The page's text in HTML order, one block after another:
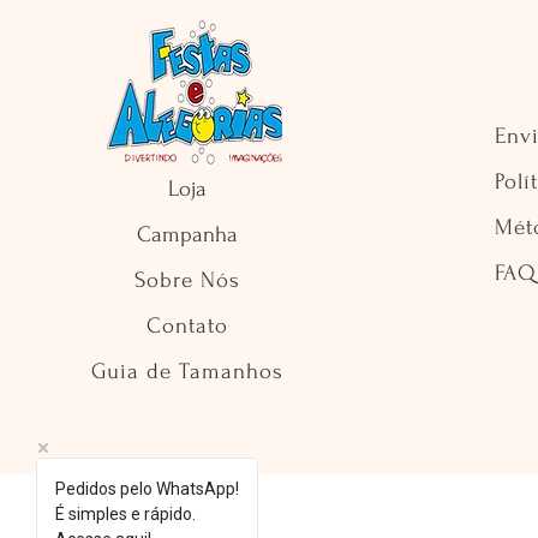
Loja
Campanha
Sobre Nós
Contato
Guia de Tamanhos
FAQ
Pedidos pelo WhatsApp!
É simples e rápido.